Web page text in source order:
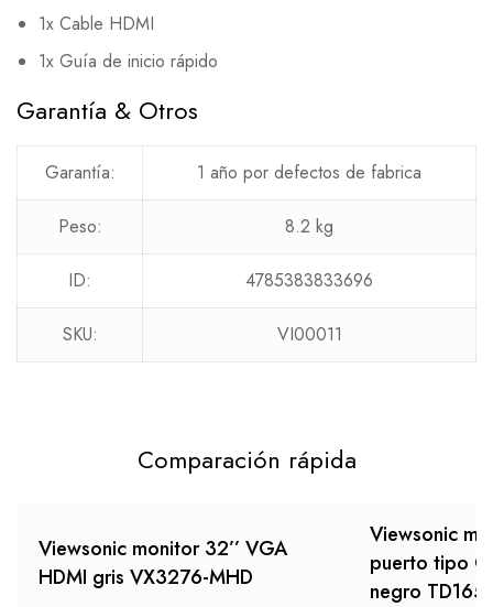
1x Cable HDMI
1x Guía de inicio rápido
Garantía & Otros
Garantía: 1 año por defectos de fabrica
Peso: 8.2 kg
ID: 4785383833696
SKU: VI00011
Comparación rápida
Viewsonic monitor 32’’ VGA
HDMI gris VX3276-MHD
Viewsonic
puerto tipo
negro